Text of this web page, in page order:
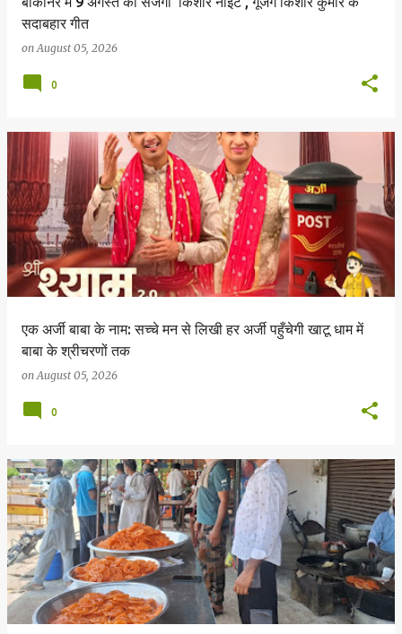
सदाबहार गीत
onAugust 05, 2026
0
एक अर्जी बाबा के नाम: सच्चे मन से लिखी हर अर्जी पहुँचेगी खाटू धाम में
बाबा के श्रीचरणों तक
onAugust 05, 2026
0